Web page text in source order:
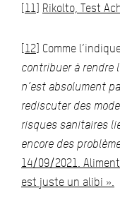
[11] Rikolto, Test
[12] Comme
contribuer à rendre
n’est absolument
rediscuter des
risques sanitaires
encore des
14/09/2021.
est juste un alibi ».